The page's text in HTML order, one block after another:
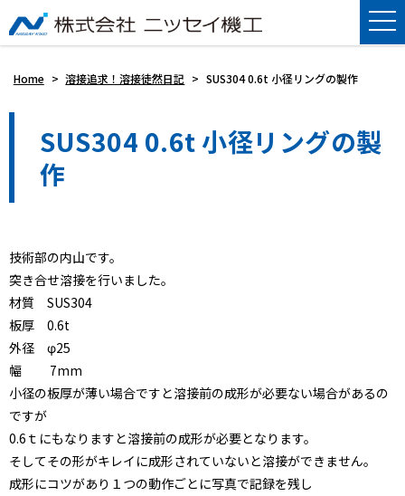
Home > 溶接追求！溶接徒然日記 > SUS304 0.6t 小径リングの製作
SUS304 0.6t 小径リングの製
作
技術部の内山です。
突き合せ溶接を行いました。
材質 SUS304
板厚 0.6t
外径 φ25
幅 7mm
小径の板厚が薄い場合ですと溶接前の成形が必要ない場合があるの
ですが
0.6ｔにもなりますと溶接前の成形が必要となります。
そしてその形がキレイに成形されていないと溶接ができません。
成形にコツがあり１つの動作ごとに写真で記録を残し